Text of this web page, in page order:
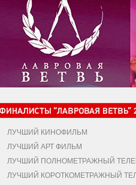
ЛУЧШИЙ КИНОФИЛЬМ
ЛУЧШИЙ АРТ ФИЛЬМ
ЛУЧШИЙ ПОЛНОМЕТРАЖНЫЙ
ЛУЧШИЙ КОРОТКОМЕТРАЖНЫЙ